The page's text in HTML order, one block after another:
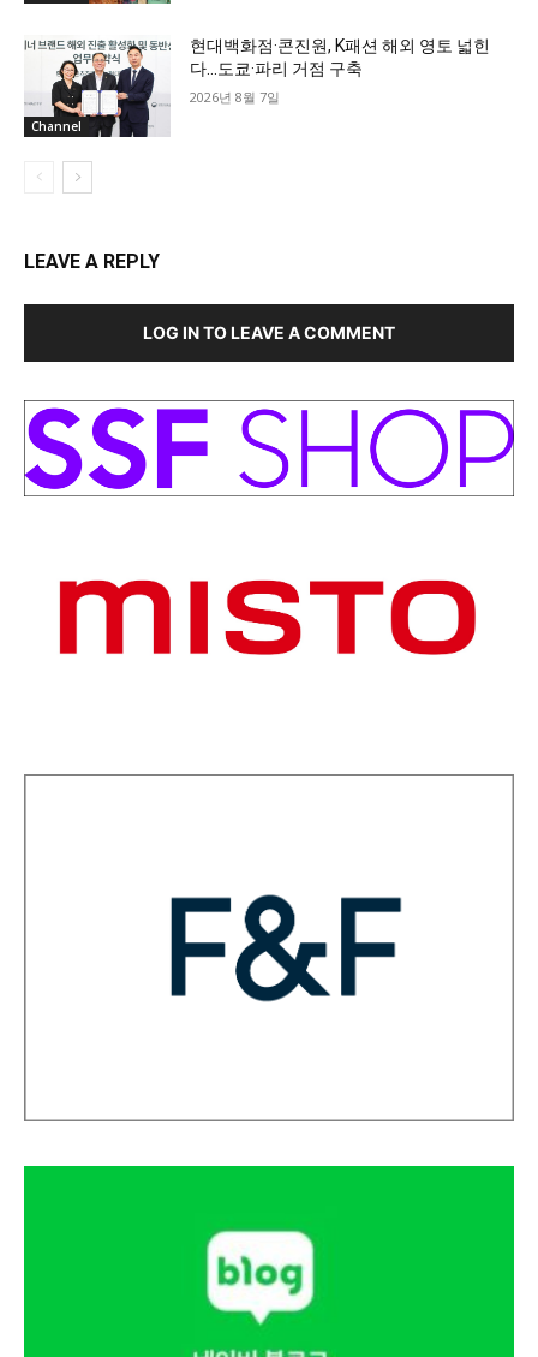
Channel
현대백화점·콘진원, K패션 해외 영토 넓힌
다…도쿄·파리 거점 구축
2026년 8월 7일
LEAVE A REPLY
LOG IN TO LEAVE A COMMENT